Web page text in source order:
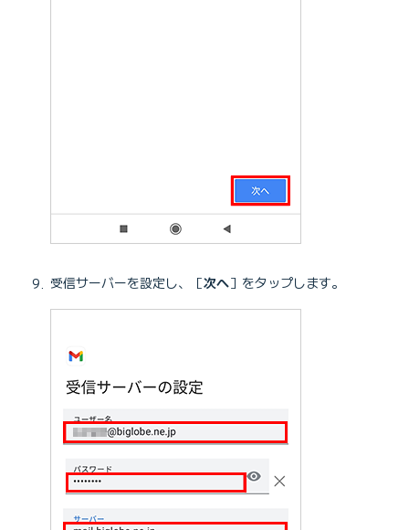
受信サーバーを設定し、［次へ］をタップします。